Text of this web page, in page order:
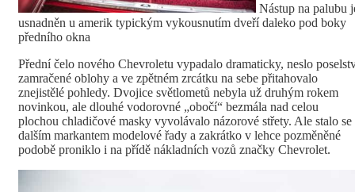
Nástup na palubu
usnadněn u amerik typickým vykousnutím dveří daleko pod boky
předního okna
Přední čelo nového Chevroletu vypadalo dramaticky, neslo
zamračené oblohy a ve zpětném zrcátku na sebe přitahovalo
znejistělé pohledy. Dvojice světlometů nebyla už druhým rokem
novinkou, ale dlouhé vodorovné „obočí“ bezmála nad celou
plochou chladičové masky vyvolávalo názorové střety. Ale stalo se
dalším markantem modelové řady a zakrátko v lehce pozměněné
podobě proniklo i na přídě nákladních vozů značky Chevrolet.